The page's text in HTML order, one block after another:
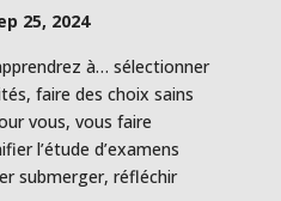
25, 2024
à… sélectionner
faire des choix sains
vous, vous faire
l’étude d’examens
submerger, réfléchir